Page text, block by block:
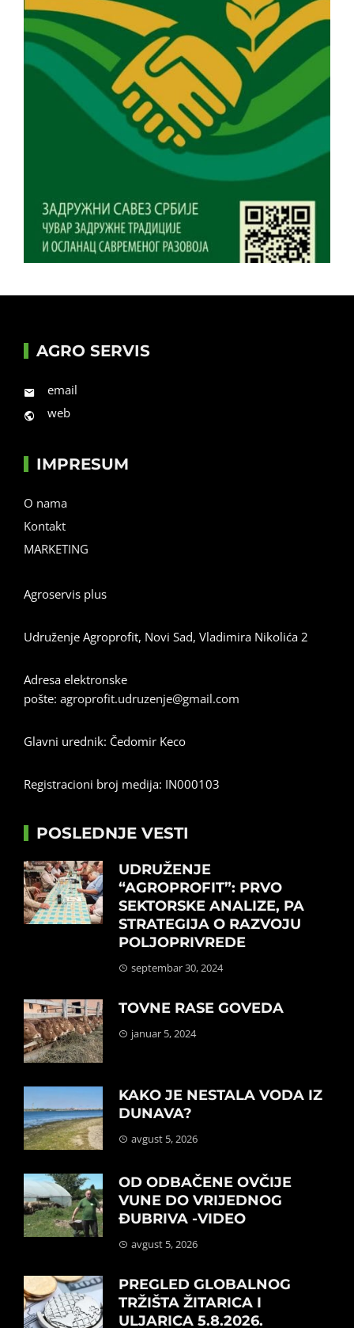
AGRO SERVIS
email
web
IMPRESUM
O nama
Kontakt
MARKETING
Agroservis plus
Udruženje Agroprofit, Novi Sad, Vladimira Nikolića 2
Adresa elektronske
pošte: agroprofit.udruzenje@gmail.com
Glavni urednik: Čedomir Keco
Registracioni broj medija: IN000103
POSLEDNJE VESTI
UDRUŽENJE
“AGROPROFIT”: PRVO
SEKTORSKE ANALIZE, PA
STRATEGIJA O RAZVOJU
POLJOPRIVREDE
septembar 30, 2024
TOVNE RASE GOVEDA
januar 5, 2024
KAKO JE NESTALA VODA IZ
DUNAVA?
avgust 5, 2026
OD ODBAČENE OVČIJE
VUNE DO VRIJEDNOG
ĐUBRIVA -VIDEO
avgust 5, 2026
PREGLED GLOBALNOG
TRŽIŠTA ŽITARICA I
ULJARICA 5.8.2026.